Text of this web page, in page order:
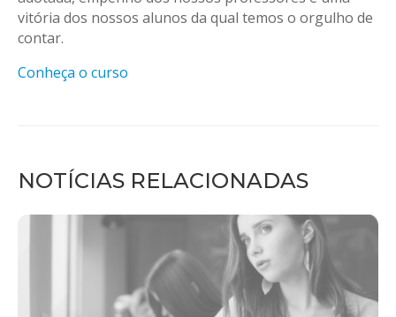
vitória dos nossos alunos da qual temos o orgulho de
contar.
Conheça o curso
NOTÍCIAS RELACIONADAS